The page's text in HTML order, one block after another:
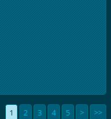
1 2 3 4 5 > >>